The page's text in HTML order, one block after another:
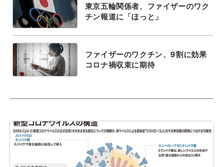
東京五輪関係者、ファイザーのワク
チン報道に「ほっと」
ファイザーのワクチン、9割に効果
コロナ禍収束に期待